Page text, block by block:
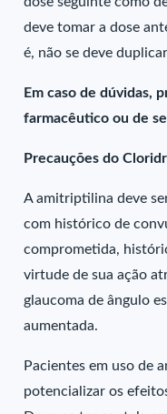
deve tomar a dose
é, não se deve
Em caso de dúvidas,
farmacêutico ou de
Precauções do
A amitriptilina deve
com histórico de
comprometida,
virtude de sua ação
glaucoma de ângulo
aumentada.
Pacientes em uso de
potencializar os